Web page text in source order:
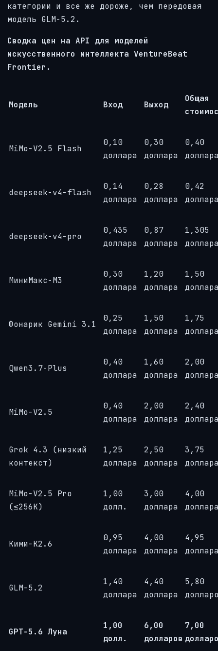
категории и все же дороже, чем передовая
модель GLM-5.2.
Сводка цен на API для моделей
искусственного интеллекта VentureBeat
Frontier.
Модель Вход Выход
Общая
MiMo-V2.5 Flash
0,10
доллара
0,30
доллара
0,40
deepseek-v4-flash
0,14
доллара
0,28
доллара
0,42
deepseek-v4-pro
0,435
доллара
0,87
доллара
1,305
МиниМакс-М3
0,30
доллара
1,20
доллара
1,50
Фонарик Gemini 3.1
0,25
доллара
1,50
доллара
1,75
Qwen3.7-Plus
0,40
доллара
1,60
доллара
2,00
MiMo-V2.5
0,40
доллара
2,00
доллара
2,40
Grok 4.3 (низкий
контекст)
1,25
доллара
2,50
доллара
3,75
MiMo-V2.5 Pro
(≤256K)
1,00
долл.
3,00
доллара
4,00
Кими-К2.6
0,95
доллара
4,00
доллара
4,95
GLM-5.2
1,40
доллара
4,40
доллара
5,80
GPT-5.6 Луна
1,00
долл.
6,00
долларов
7,00